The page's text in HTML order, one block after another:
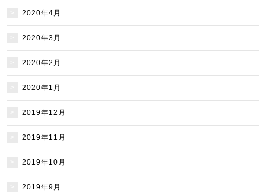
2020年4月
2020年3月
2020年2月
2020年1月
2019年12月
2019年11月
2019年10月
2019年9月